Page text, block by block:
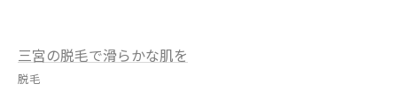
三宮の脱毛で滑らかな肌を
脱毛